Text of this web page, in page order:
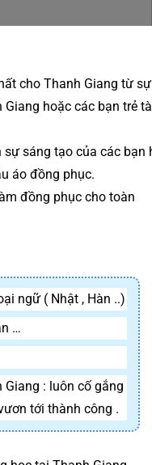
cho Thanh Giang từ sự
hoặc các bạn trẻ
sáng tạo của các bạn
áo đồng phục.
đồng phục cho toàn
ngữ ( Nhật , Hàn ..)
…
: luôn cố gắng
tới thành công .